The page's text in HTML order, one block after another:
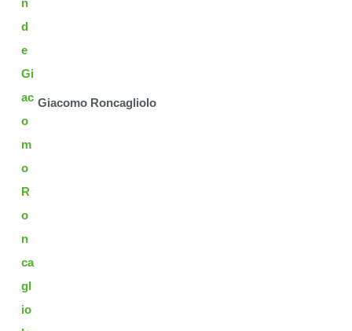
Giacomo Roncagliolo